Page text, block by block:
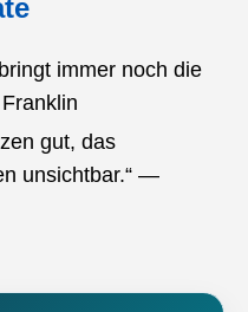
immer noch die
gut, das
unsichtbar.“ —